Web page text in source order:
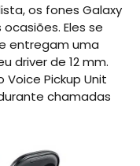
os fones Galaxy
Eles se
entregam uma
driver de 12 mm.
Pickup Unit
chamadas